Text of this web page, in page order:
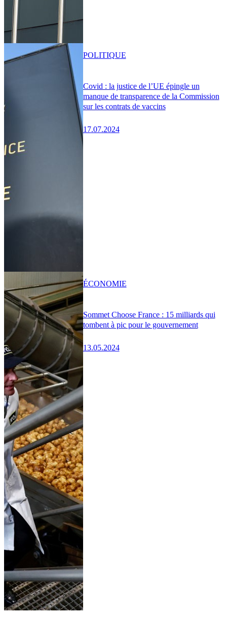
Covid : la justice de l’UE épingle un
manque de transparence de la Commission
sur les contrats de vaccins
17.07.2024
POLITIQUE
Sommet Choose France : 15 milliards qui
tombent à pic pour le gouvernement
13.05.2024
ÉCONOMIE